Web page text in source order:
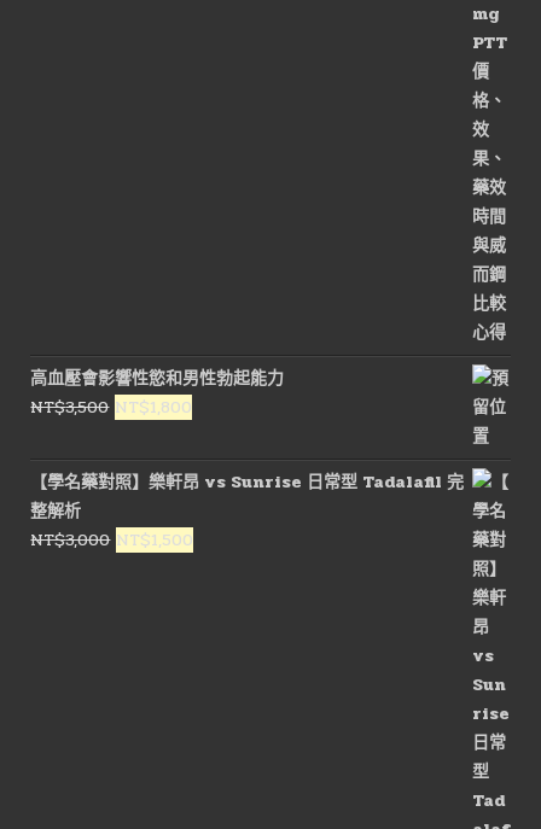
高血壓會影響性慾和男性勃起能力
NT$3,500 原
價
格：
NT$3,500。
NT$1,800
價
格：
NT$1,800。
【學名藥對照】樂軒昂 vs Sunrise 日常型 Tadalafil 完
整解析
NT$3,000 原
NT$1,500